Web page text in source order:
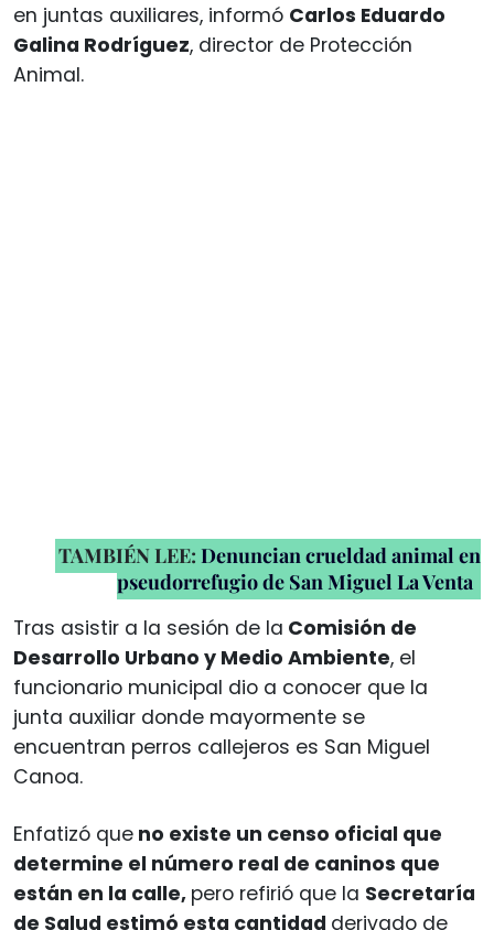
en juntas auxiliares, informó Carlos Eduardo
Galina Rodríguez, director de Protección
Animal.
TAMBIÉN LEE: Denuncian crueldad animal en
pseudorrefugio de San Miguel La Venta
Tras asistir a la sesión de la Comisión de
Desarrollo Urbano y Medio Ambiente, el
funcionario municipal dio a conocer que la
junta auxiliar donde mayormente se
encuentran perros callejeros es San Miguel
Canoa.
Enfatizó que no existe un censo oficial que
determine el número real de caninos que
están en la calle, pero refirió que la Secretaría
de Salud estimó esta cantidad derivado de